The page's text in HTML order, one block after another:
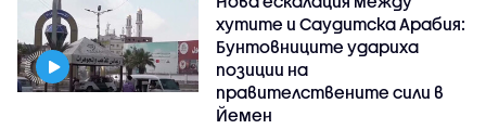
хутите и Саудитска Арабия:
Бунтовниците удариха
позиции на
правителствените сили в
Йемен